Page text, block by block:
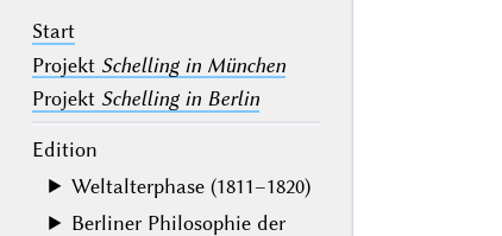
Start
Projekt Schelling in München
Projekt Schelling in Berlin
Edition
Weltalterphase (1811–1820)
Berliner Philosophie der